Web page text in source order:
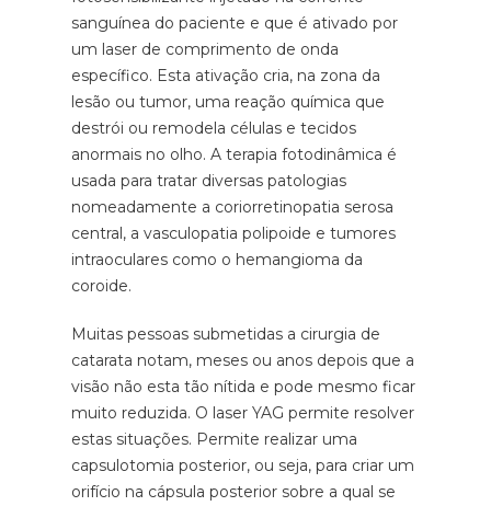
sanguínea do paciente e que é ativado por
um laser de comprimento de onda
específico. Esta ativação cria, na zona da
lesão ou tumor, uma reação química que
destrói ou remodela células e tecidos
anormais no olho. A terapia fotodinâmica é
usada para tratar diversas patologias
nomeadamente a coriorretinopatia serosa
central, a vasculopatia polipoide e tumores
intraoculares como o hemangioma da
coroide.
Muitas pessoas submetidas a cirurgia de
catarata notam, meses ou anos depois que a
visão não esta tão nítida e pode mesmo ficar
muito reduzida. O laser YAG permite resolver
estas situações. Permite realizar uma
capsulotomia posterior, ou seja, para criar um
orifício na cápsula posterior sobre a qual se